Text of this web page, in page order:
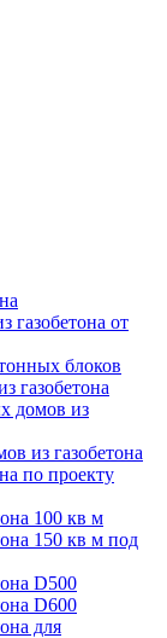
газобетона от
блоков
газобетона
домов из
из газобетона
по проекту
100 кв м
150 кв м под
D500
D600
для